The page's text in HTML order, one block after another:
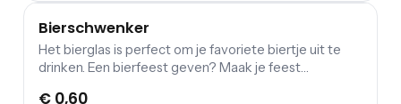
Bierschwenker
Het bierglas is perfect om je favoriete biertje uit te
drinken. Een bierfeest geven? Maak je feest
€ 0,60